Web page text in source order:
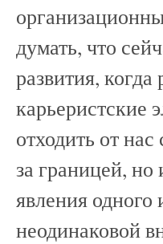
думать, что
развития,
карьеристские
отходить от
за границей,
явления
неодинаковой